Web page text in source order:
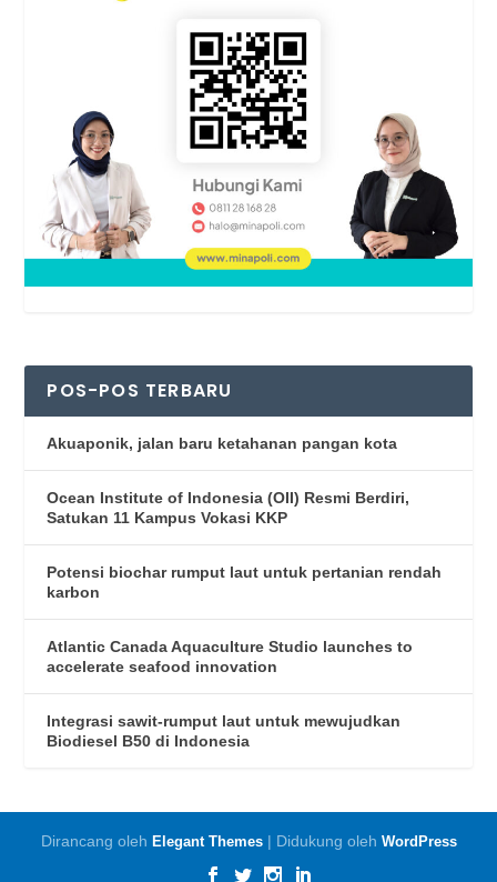
POS-POS TERBARU
Akuaponik, jalan baru ketahanan pangan kota
Ocean Institute of Indonesia (OII) Resmi Berdiri,
Satukan 11 Kampus Vokasi KKP
Potensi biochar rumput laut untuk pertanian rendah
karbon
Atlantic Canada Aquaculture Studio launches to
accelerate seafood innovation
Integrasi sawit-rumput laut untuk mewujudkan
Biodiesel B50 di Indonesia
Dirancang oleh Elegant Themes| Didukung oleh WordPress